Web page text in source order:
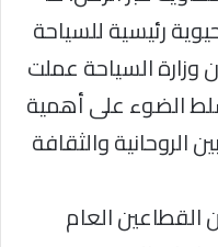
رئيسية للسياحة
وزارة السياحة عملت
الضوء على أهمية
والثقافة
القطاعين العام